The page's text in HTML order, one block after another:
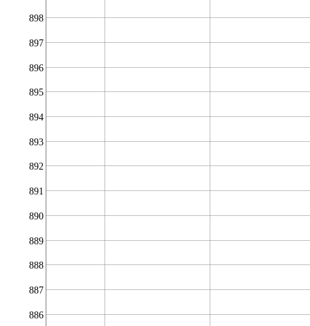
886
887
888
889
890
891
892
893
894
895
896
897
898